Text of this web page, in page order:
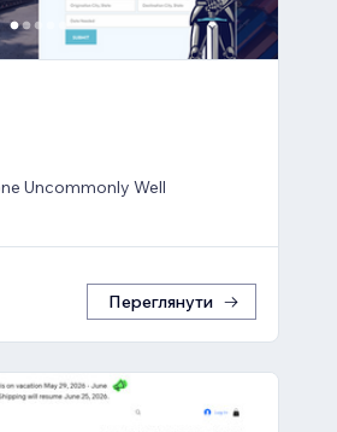
Uncommonly Well
Переглянути